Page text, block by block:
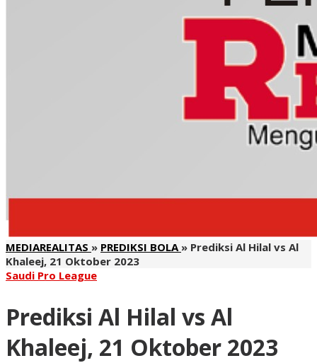
MEDIAREALITAS » PREDIKSI BOLA » Prediksi Al Hilal vs Al
Khaleej, 21 Oktober 2023
Saudi Pro League
Prediksi Al Hilal vs Al
Khaleej, 21 Oktober 2023